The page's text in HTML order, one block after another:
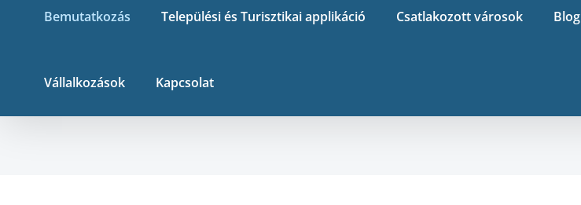
Bemutatkozás Települési és Turisztikai applikáció Csatlakozott városok Blog
Vállalkozások Kapcsolat